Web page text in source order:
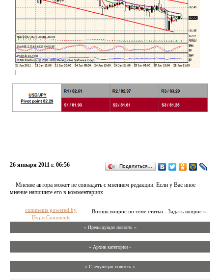
26 января 2011 г. 06:56 Поделиться…
Мнение автора может не совпадать с мнением редакции. Если у Вас иное
мнение напишите его в комментариях.
Возник вопрос по теме статьи - Задать вопрос »
comments powered by
HyperComments
« Предыдущая новость «
» Архив категории «
» Следующая новость »